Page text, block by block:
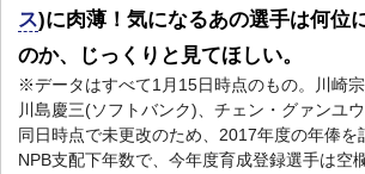
ス)に肉薄！気になるあの選手は何位
のか、じっくりと見てほしい。
※データはすべて1月15日時点のもの。川崎
川島 慶三(ソフトバンク)、チェ ン・グァンユ
同日時点で未更改のため、2017年度の年俸を
NPB支配下年数で、今年度育成登録選手は空